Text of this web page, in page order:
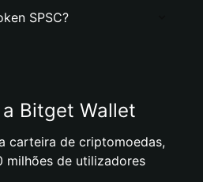
SPSC?
Bitget Wallet
carteira de criptomoedas,
milhões de utilizadores